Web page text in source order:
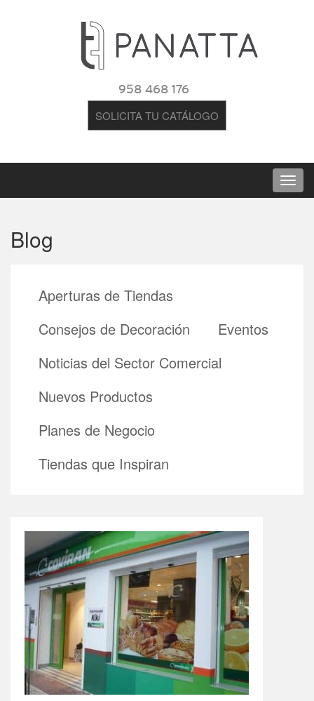
958 468 176
SOLICITA TU CATÁLOGO
Blog
Aperturas de Tiendas
Consejos de Decoración
Eventos
Noticias del Sector Comercial
Nuevos Productos
Planes de Negocio
Tiendas que Inspiran